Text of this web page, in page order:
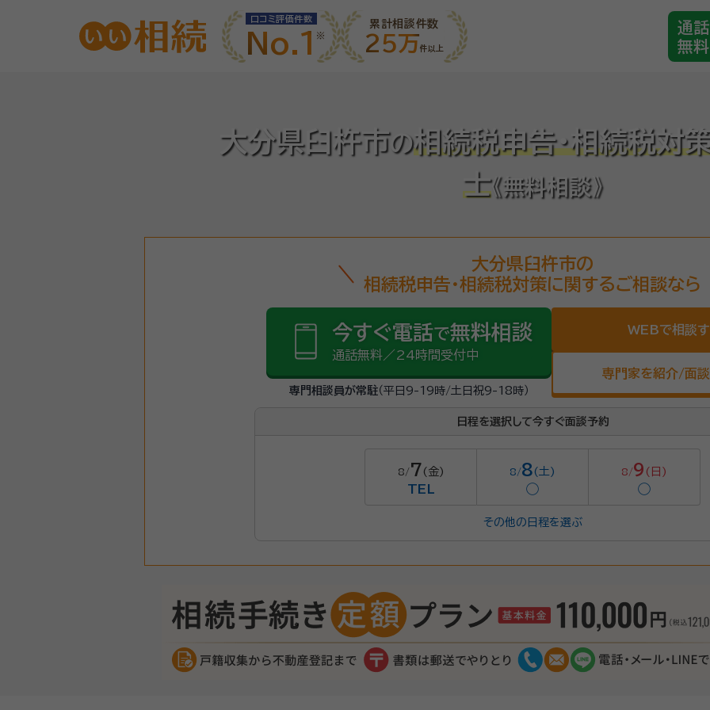
口コミ評価件数
No.1
累計相談件数
25万件以上
通話
無料
大分県臼杵市の相続税申告・相続税対
士《無料相談》
大分県臼杵市の
相続税申告・相続税対策に関するご相談なら
今すぐ電話で無料相談
通話無料／24時間受付中
専門相談員が常駐（平日9-19時/土日祝9-18時）
WEBで相談
専門家を紹介/面
日程を選択して今すぐ面談予約
8/7 (金)
TEL
8/8(土)
◯
8/9 (日)
◯
その他の日程を選ぶ